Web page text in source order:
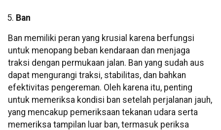
Ban
Ban memiliki peran yang krusial karena berfungsi
untuk menopang beban kendaraan dan menjaga
traksi dengan permukaan jalan. Ban yang sudah aus
dapat mengurangi traksi, stabilitas, dan bahkan
efektivitas pengereman. Oleh karena itu, penting
untuk memeriksa kondisi ban setelah perjalanan jauh,
yang mencakup pemeriksaan tekanan udara serta
memeriksa tampilan luar ban, termasuk periksa